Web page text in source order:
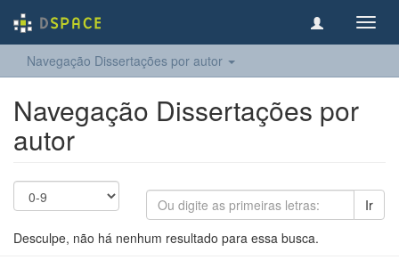
Navegação Dissertações por autor
Navegação Dissertações por
autor
Ir
Desculpe, não há nenhum resultado para essa busca.